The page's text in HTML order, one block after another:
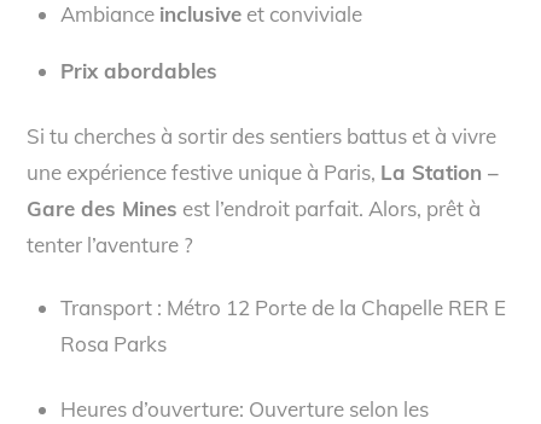
Ambiance inclusiveet conviviale
Prix abordables
Si tu cherches à sortir des sentiers battus et à vivre
une expérience festive unique à Paris, La Station –
Gare des Mines est l’endroit parfait. Alors, prêt à
tenter l’aventure ?
Transport : Métro 12 Porte de la Chapelle RER E
Rosa Parks
Heures d’ouverture: Ouverture selon les